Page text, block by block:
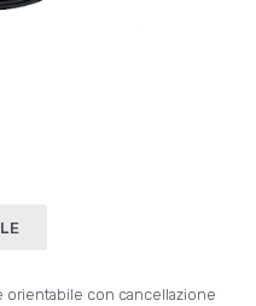
con cancellazione